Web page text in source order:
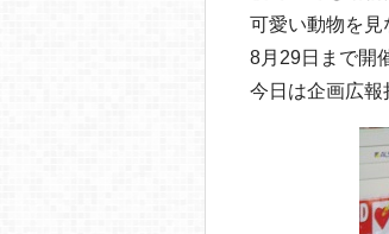
可愛い動物を
8月29日まで開
今日は企画広報